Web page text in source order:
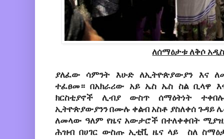
ለሰማዕታቱ ለቅሶ
ያለፈው ሳምንት እሁድ ለኢትዮጵያውያን እና
ተፈፀመ። በአክራሪው አይ ኤስ ኤስ ስል ቢላዋ
ክርስቲያኖች ሊብያ ውስጥ ሰማዕትነት
ኢትዮጵያውያንን በሙሉ ቀልብ አስቶ ያስለቀሰ ጉዳይ
ለመላው ዓለም የዜና አውታሮች በተለቀቀበት
ሕዝብ በሀገር ውስጡ ኢቲቪ ዜና ላይ ስለ